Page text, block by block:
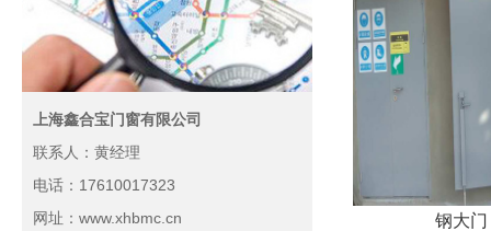
上海鑫合宝门窗有限公司
联系人：黄经理
电话：17610017323
网址：www.xhbmc.cn
钢大